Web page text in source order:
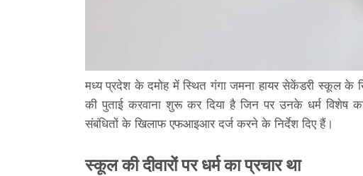
मध्य प्रदेश के दमोह में स्थित गंगा जमना हायर सेकेंडरी स्कूल के
की पुताई करवाना शुरू कर दिया है जिन पर उनके धर्म विशेष
संबंधितों के खिलाफ एफआइआर दर्ज करने के निर्देश दिए हैं।
स्कूल की दीवारों पर धर्म का प्रचार था